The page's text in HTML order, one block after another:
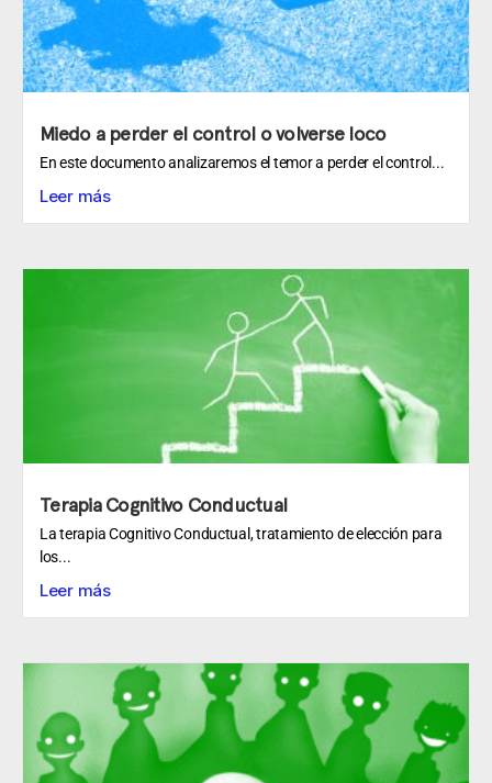
Miedo a perder el control o volverse loco
En este documento analizaremos el temor a perder el control...
Leer más
Terapia Cognitivo Conductual
La terapia Cognitivo Conductual, tratamiento de elección para
los...
Leer más